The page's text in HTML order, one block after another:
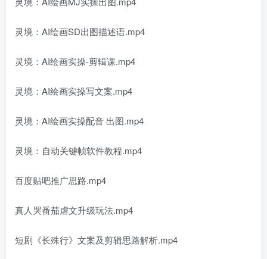
灵境：AI绘画SD出图描述语.mp4
灵境：AI绘画实操-剪辑课.mp4
灵境：AI绘画实操写文案.mp4
灵境：AI绘画实操配音 出图.mp4
灵境：自动关键帧软件教程.mp4
百度贴吧推广思路.mp4
真人哭番茄虐文升级玩法.mp4
短剧《长殊行》文案及剪辑思路解析.mp4